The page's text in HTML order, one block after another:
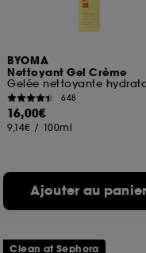
BYOMA
Nettoyant Gel Crème
Gelée nettoyante
648
16,00€
9,14€ / 100ml
Ajouter au panier
Clean at Sephora